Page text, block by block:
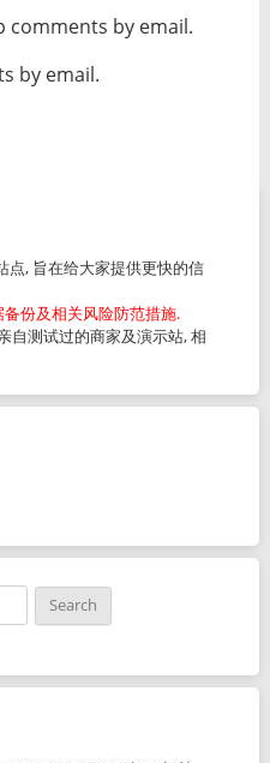
comments by email.
by email.
点, 旨在给大家提供更快的信
份及相关风险防范措施.
自测试过的商家及演示站, 相